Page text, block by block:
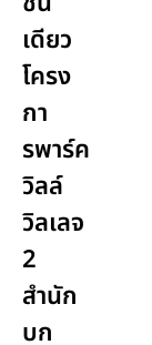
เดียว
โครง
กา
รพาร์ค
วิลล์
วิลเลจ
2
สำนัก
บก